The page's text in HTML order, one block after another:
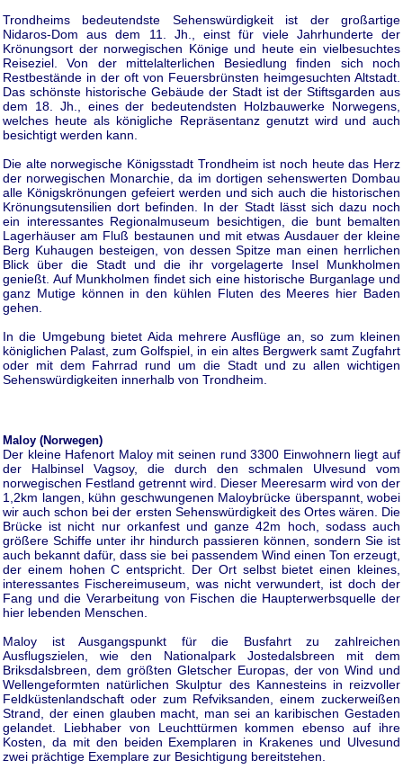
Trondheims bedeutendste Sehenswürdigkeit ist der großartige
Nidaros-Dom aus dem 11. Jh., einst für viele Jahrhunderte der
Krönungsort der norwegischen Könige und heute ein vielbesuchtes
Reiseziel. Von der mittelalterlichen Besiedlung finden sich noch
Restbestände in der oft von Feuersbrünsten heimgesuchten Altstadt.
Das schönste historische Gebäude der Stadt ist der Stiftsgarden aus
dem 18. Jh., eines der bedeutendsten Holzbauwerke Norwegens,
welches heute als königliche Repräsentanz genutzt wird und auch
besichtigt werden kann.
Die alte norwegische Königsstadt Trondheim ist noch heute das Herz
der norwegischen Monarchie, da im dortigen sehenswerten Dombau
alle Königskrönungen gefeiert werden und sich auch die historischen
Krönungsutensilien dort befinden. In der Stadt lässt sich dazu noch
ein interessantes Regionalmuseum besichtigen, die bunt bemalten
Lagerhäuser am Fluß bestaunen und mit etwas Ausdauer der kleine
Berg Kuhaugen besteigen, von dessen Spitze man einen herrlichen
Blick über die Stadt und die ihr vorgelagerte Insel Munkholmen
genießt. Auf Munkholmen findet sich eine historische Burganlage und
ganz Mutige können in den kühlen Fluten des Meeres hier Baden
gehen.
In die Umgebung bietet Aida mehrere Ausflüge an, so zum kleinen
königlichen Palast, zum Golfspiel, in ein altes Bergwerk samt Zugfahrt
oder mit dem Fahrrad rund um die Stadt und zu allen wichtigen
Sehenswürdigkeiten innerhalb von Trondheim.
Maloy (Norwegen)
Der kleine Hafenort Maloy mit seinen rund 3300 Einwohnern liegt auf
der Halbinsel Vagsoy, die durch den schmalen Ulvesund vom
norwegischen Festland getrennt wird. Dieser Meeresarm wird von der
1,2km langen, kühn geschwungenen Maloybrücke überspannt, wobei
wir auch schon bei der ersten Sehenswürdigkeit des Ortes wären. Die
Brücke ist nicht nur orkanfest und ganze 42m hoch, sodass auch
größere Schiffe unter ihr hindurch passieren können, sondern Sie ist
auch bekannt dafür, dass sie bei passendem Wind einen Ton erzeugt,
der einem hohen C entspricht. Der Ort selbst bietet einen kleines,
interessantes Fischereimuseum, was nicht verwundert, ist doch der
Fang und die Verarbeitung von Fischen die Haupterwerbsquelle der
hier lebenden Menschen.
Maloy ist Ausgangspunkt für die Busfahrt zu zahlreichen
Ausflugszielen, wie den Nationalpark Jostedalsbreen mit dem
Briksdalsbreen, dem größten Gletscher Europas, der von Wind und
Wellengeformten natürlichen Skulptur des Kannesteins in reizvoller
Feldküstenlandschaft oder zum Refviksanden, einem zuckerweißen
Strand, der einen glauben macht, man sei an karibischen Gestaden
gelandet. Liebhaber von Leuchttürmen kommen ebenso auf ihre
Kosten, da mit den beiden Exemplaren in Krakenes und Ulvesund
zwei prächtige Exemplare zur Besichtigung bereitstehen.